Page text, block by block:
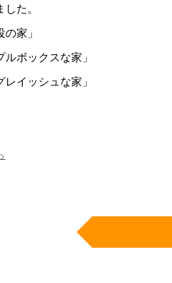
た。
家」
ルボックスな家」
レイッシュな家」